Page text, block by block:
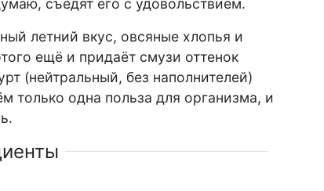
летний вкус, овсяные хлопья и
ещё и придаёт смузи оттенок
(нейтральный, без наполнителей)
только одна польза для организма, и